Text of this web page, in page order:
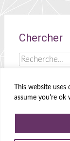
This website
assume you're
Chercher
Rechercher :